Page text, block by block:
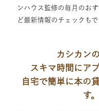
ンハウス監修の毎月のお
ど最新情報のチェックもで
カシカン
スキマ時間にア
自宅で簡単に本の
す。